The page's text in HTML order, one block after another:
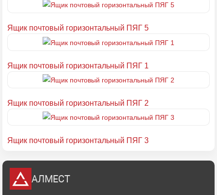
Ящик почтовый горизонтальный ПЯГ 5
Ящик почтовый горизонтальный ПЯГ 1
Ящик почтовый горизонтальный ПЯГ 2
Ящик почтовый горизонтальный ПЯГ 3
АЛМЕСТ